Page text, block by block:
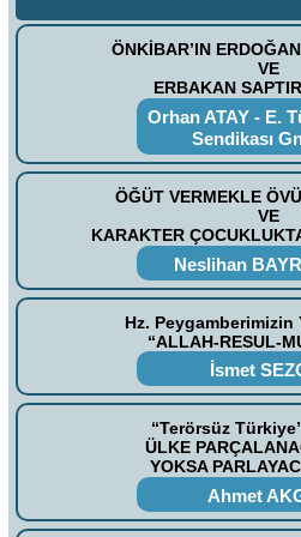
ÖNKİBAR’IN
VE
ERBAKAN
Orhan ATAY - E.
Sendikası
ÖĞÜT VERMEKLE
VE
KARAKTER
Neslihan
Hz.
“ALLAH-RESUL-
İsmet
“Terörsüz
ÜLKE
YOKSA
Ahmet